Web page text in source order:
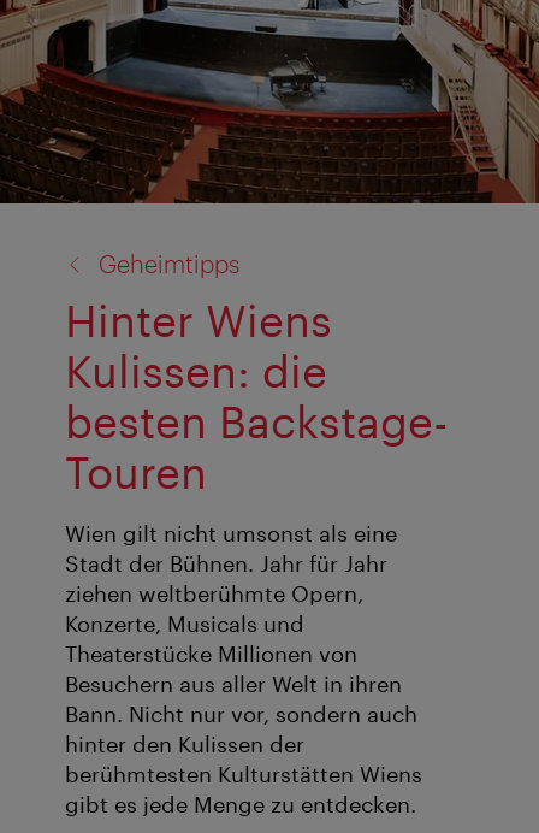
Geheimtipps
Hinter Wiens
Kulissen: die
besten Backstage-
Touren
Wien gilt nicht umsonst als eine
Stadt der Bühnen. Jahr für Jahr
ziehen weltberühmte Opern,
Konzerte, Musicals und
Theaterstücke Millionen von
Besuchern aus aller Welt in ihren
Bann. Nicht nur vor, sondern auch
hinter den Kulissen der
berühmtesten Kulturstätten Wiens
gibt es jede Menge zu entdecken.